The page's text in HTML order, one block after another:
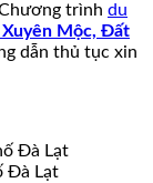
trình du
Xuyên Mộc, Đất
dẫn thủ tục xin
Đà Lạt
Đà Lạt